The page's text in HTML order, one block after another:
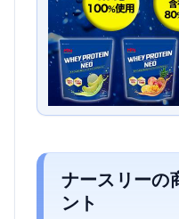
ナースリーの
ント